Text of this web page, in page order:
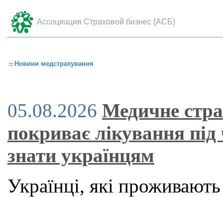
Ассоциация Страховой бизнес (АСБ)
Новини медстрахування
05.08.2026 Медичне
покриває лікування
знати українцям
Українці, які